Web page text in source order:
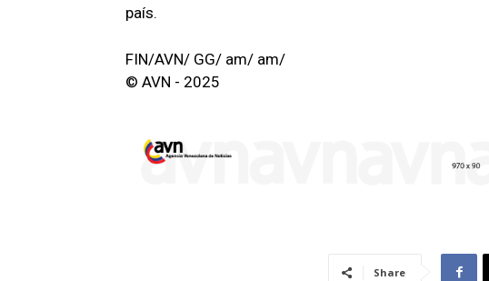
país.
FIN/AVN/ GG/ am/ am/
© AVN - 2025
Share